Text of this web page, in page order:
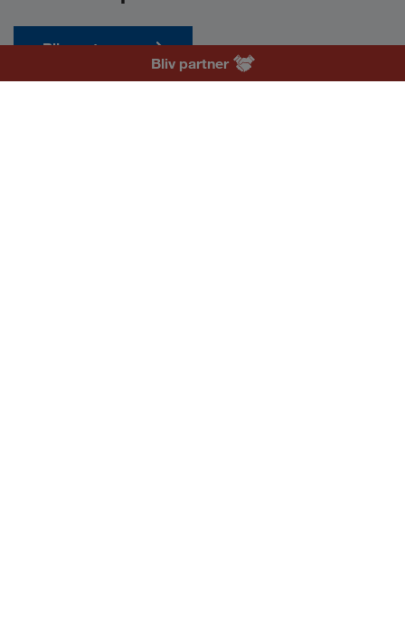
Bliv partner nu
Bliv partner